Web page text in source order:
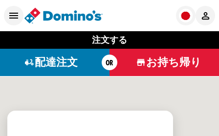
注文する
配達注文 OR お持ち帰り